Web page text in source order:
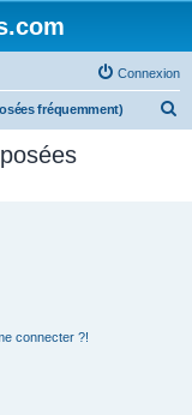
Connexion
fréquemment)
connecter ?!